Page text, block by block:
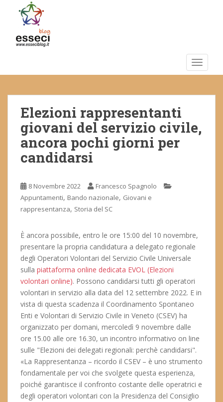
m
Elezioni rappresentanti
giovani del servizio civile,
ancora pochi giorni per
candidarsi
8 Novembre 2022
Francesco Spagnolo
Appuntamenti, Bando nazionale, Giovani e
rappresentanza, Storia del SC
È ancora possibile, entro le ore 15:00 del 10 novembre,
presentare la propria candidatura a delegato regionale
degli Operatori Volontari del Servizio Civile Universale
sulla piattaforma online dedicata EVOL (Elezioni
volontari online). Possono candidarsi tutti gli operatori
volontari in servizio alla data del 12 settembre 2022. E in
vista di questa scadenza il Coordinamento Spontaneo
Enti e Volontari di Servizio Civile in Veneto (CSEV) ha
organizzato per domani, mercoledì 9 novembre dalle
ore 15.00 alle ore 16.30, un incontro informativo on line
sulle "Elezioni dei delegati regionali: perchè candidarsi".
«La Rappresentanza – ricordo il CSEV – è uno strumento
fondamentale per voi che svolgete questa esperienza,
poiché garantisce il confronto costante delle operatrici e
degli operatori volontari con la Presidenza del Consiglio